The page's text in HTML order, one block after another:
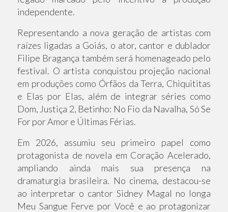
independente.
Representando a nova geração de artistas com
raízes ligadas a Goiás, o ator, cantor e dublador
Filipe Bragança também será homenageado pelo
festival. O artista conquistou projeção nacional
em produções como Órfãos da Terra, Chiquititas
e Elas por Elas, além de integrar séries como
Dom, Justiça 2, Betinho: No Fio da Navalha, Só Se
For por Amor e Últimas Férias.
Em 2026, assumiu seu primeiro papel como
protagonista de novela em Coração Acelerado,
ampliando ainda mais sua presença na
dramaturgia brasileira. No cinema, destacou-se
ao interpretar o cantor Sidney Magal no longa
Meu Sangue Ferve por Você e ao protagonizar